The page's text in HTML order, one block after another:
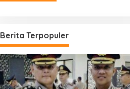
Berita Terpopuler